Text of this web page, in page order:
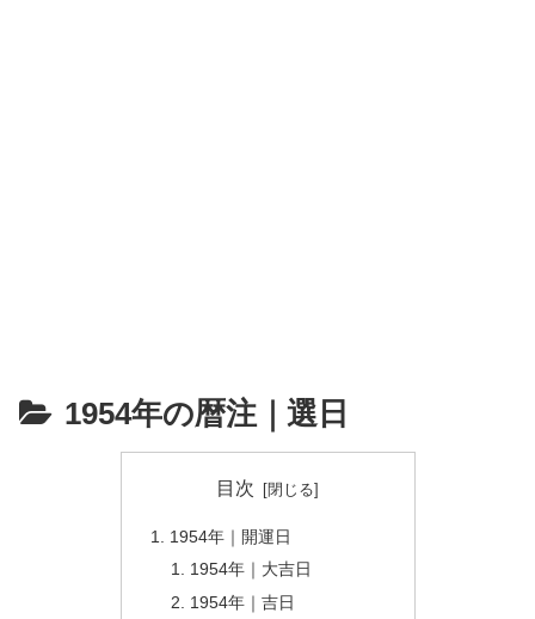
1954年の暦注｜選日
目次
1954年｜開運日
1954年｜大吉日
1954年｜吉日